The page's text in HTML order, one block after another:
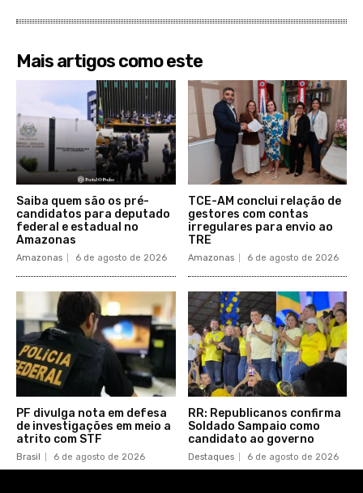
Mais artigos como este
Saiba quem são os pré-
candidatos para deputado
federal e estadual no
Amazonas
Amazonas 6 de agosto de 2026
TCE-AM conclui relação de
gestores com contas
irregulares para envio ao
TRE
Amazonas 6 de agosto de 2026
PF divulga nota em defesa
de investigações em meio a
atrito com STF
Brasil 6 de agosto de 2026
RR: Republicanos confirma
Soldado Sampaio como
candidato ao governo
Destaques 6 de agosto de 2026